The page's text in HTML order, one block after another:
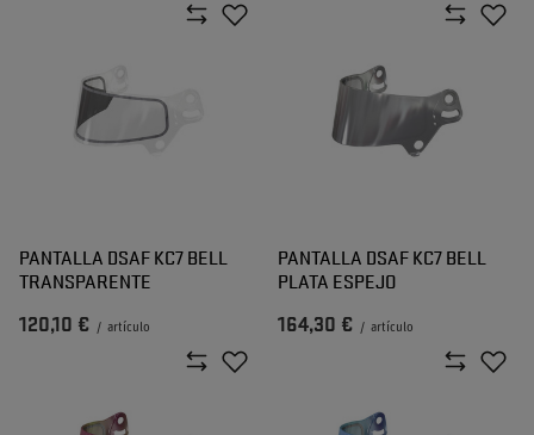
PANTALLA DSAF KC7 BELL
TRANSPARENTE
120,10 € / artículo
PANTALLA DSAF KC7 BELL
PLATA ESPEJO
164,30 € / artículo